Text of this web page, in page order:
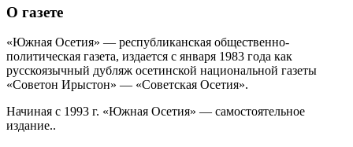
О газете
«Южная Осетия» — республиканская общественно-
политическая газета, издается с января 1983 года как
русскоязычный дубляж осетинской национальной газеты
«Советон Ирыстон» — «Советская Осетия».
Начиная с 1993 г. «Южная Осетия» — самостоятельное
издание..